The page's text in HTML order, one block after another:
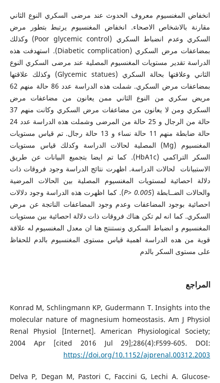
انخفاض المغنسيوم معروف الحدوث عند مرضى السكري النوع الثاني
مقارنة بالاشخاص الاصحاء. انخفاض المغنسيوم يرتبط بتطور مرض
السكري وعدم انضباط السكري (Poor glycemic control) وكذلك
بمضاعفات مرض السكري (Diabetic complication). استهدفت هذه
الدراسة تقدير مستويات المغنسيوم المصلية عند مرضى السكري النوع
الثاني وعلاقتها بحالة السكري (Glycemic statues) وكذلك علاقتها
بمضاعفات مرض السكري. شملت هذه الدراسة عدد 86 حالة منهم 62
مريض سكري من النوع الثاني ممن يعانون من مضاعفات مرض
السكري ومن لا يعانون من مضاعفات مرض السكري وكانت منهم 37
حالة من الرجال و 25 حالة من المرضى وشملت هذه الدراسة عدد 24
حالة ضابطة منهم 11 حالة نساء و 13 حالة رجال. تم قياس مستويات
المغنسيوم (Mg) المصلية لحالات الدراسة وكدلك قياس مستويات
السكر التراكمي (HbA1c). كما تم ايضا بتجميع البيانات عن طريق
الاستبيانات لحالات الدراسة. اظهرت نتائج الدراسة وجود فروقات ذات
دلالة احصائية لمستويات المغنسيوم المصلية بين الحالات المرضية
والحالات الضــابطة (
P˃ 0.005 ). كما اظهرت هذه الدراسة وجود دلالات
احصائية بوجود المضاعفات وعدم وجود المضاعفات الناتجة عن مرض
السكري. كما انه لم تكن هناك فروقات ذات دلالة احصائية بين مستويات
المغنسيوم و انضباط السكري ونستنتج هنا ان معدل المغنسيوم له علاقة
قوية من هده الدراسة اهمية قياس مستوى المغنسيوم بالدم للحفاظ
على مستوى السكر بالدم
المراجع
Konrad M, Schlingmann KP, Gudermann T. Insights into the
molecular nature of magnesium homeostasis. Am J Physiol
Renal Physiol [Internet]. American Physiological Society;
2004 Apr [cited 2016 Jul 29];286(4):F599-605. DOI:
https://doi.org/10.1152/ajprenal.00312.2003
Delva P, Degan M, Pastori C, Faccini G, Lechi A. Glucose-